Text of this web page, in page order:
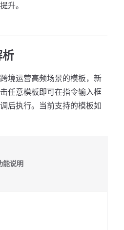
升。
境运营高频场景的模板，新
任意模板即可在指令输入框
后执行。当前支持的模板如
能说明